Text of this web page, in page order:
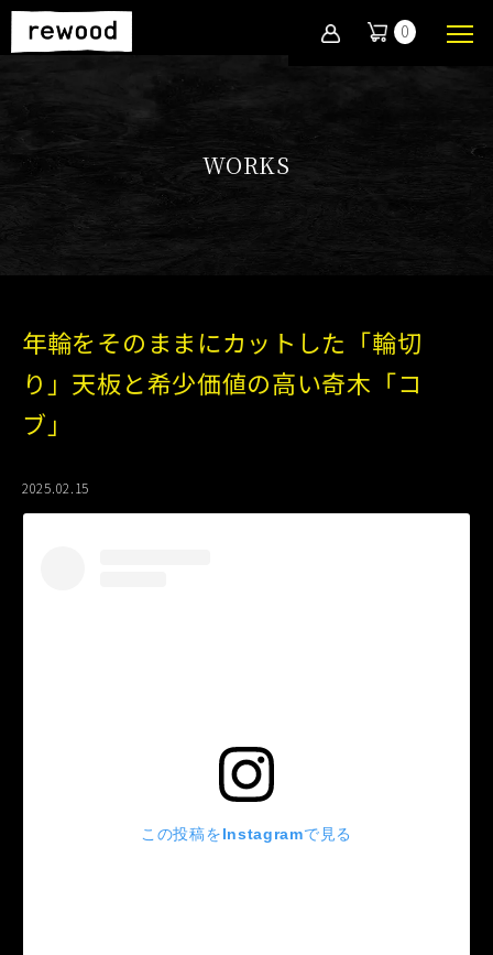
0
WORKS
年輪をそのままにカットした「輪切
り」天板と希少価値の高い奇木「コ
ブ」
2025.02.15
この投稿をInstagramで見る